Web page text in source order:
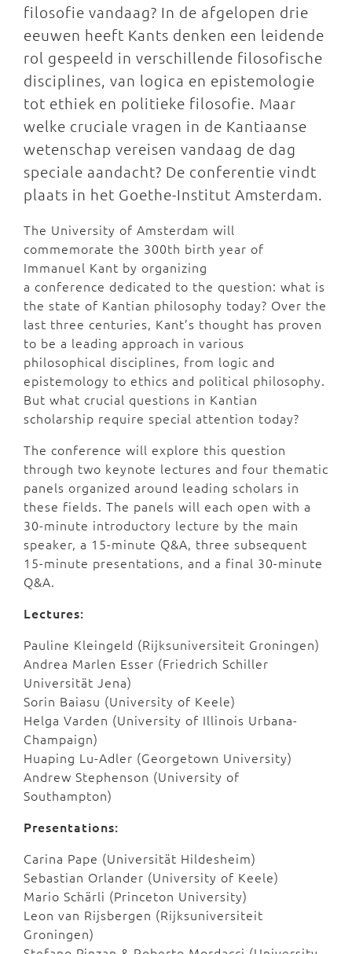
filosofie vandaag? In de afgelopen drie
eeuwen heeft Kants denken een leidende
rol gespeeld in verschillende filosofische
disciplines, van logica en epistemologie
tot ethiek en politieke filosofie. Maar
welke cruciale vragen in de Kantiaanse
wetenschap vereisen vandaag de dag
speciale aandacht? De conferentie vindt
plaats in het Goethe-Institut Amsterdam.
The University of Amsterdam will
commemorate the 300th birth year of
Immanuel Kant by organizing
a conference dedicated to the question: what is
the state of Kantian philosophy today? Over the
last three centuries, Kant’s thought has proven
to be a leading approach in various
philosophical disciplines, from logic and
epistemology to ethics and political philosophy.
But what crucial questions in Kantian
scholarship require special attention today?
The conference will explore this question
through two keynote lectures and four thematic
panels organized around leading scholars in
these fields. The panels will each open with a
30-minute introductory lecture by the main
speaker, a 15-minute Q&A, three subsequent
15-minute presentations, and a final 30-minute
Q&A.
Lectures:
Pauline Kleingeld (Rijksuniversiteit Groningen)
Andrea Marlen Esser (Friedrich Schiller
Universität Jena)
Sorin Baiasu (University of Keele)
Helga Varden (University of Illinois Urbana-
Champaign)
Huaping Lu-Adler (Georgetown University)
Andrew Stephenson (University of
Southampton)
Presentations:
Carina Pape (Universität Hildesheim)
Sebastian Orlander (University of Keele)
Mario Schärli (Princeton University)
Leon van Rijsbergen (Rijksuniversiteit
Groningen)